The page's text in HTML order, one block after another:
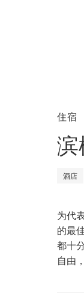
住宿
滨
酒店
为代
的最
都十
自由